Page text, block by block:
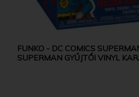
FUNKO - DC COMICS
SUPERMAN GYŰJTŐI VINYL